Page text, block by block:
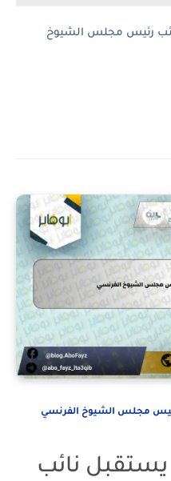
رئيس مجلس الشيوخ
مجلس الشيوخ الفرنسي
نائب